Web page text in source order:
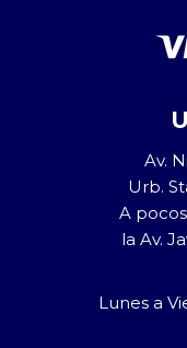
Av.
Urb.
A
la Av.
Lunes a